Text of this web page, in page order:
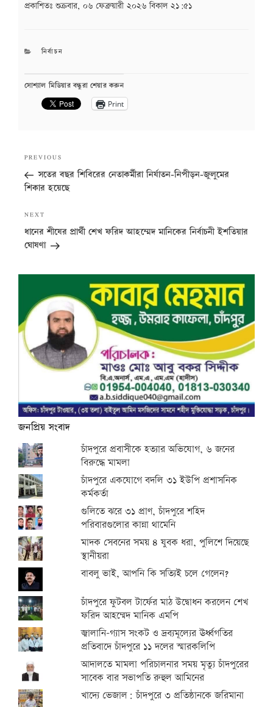
প্রকাশিতঃ শুক্রবার, ০৬ ফেব্রুয়ারী ২০২৬ বিকাল ২১:৫১
CATEGORIES
নির্বাচন
সোশ্যাল মিডিয়ার বন্ধুরা শেয়ার করুন
Print
navigation
Previous
Post
PREVIOUS
সতের বছর শিবিরের নেতাকর্মীরা নির্যাতন-নিপীড়ন-জুলুমের
শিকার হয়েছে
Next
Post
NEXT
ধানের শীষের প্রার্থী শেখ ফরিদ আহম্মেদ মানিকের নির্বাচনী ইশতিয়ার
ঘোষণা
জনপ্রিয় সংবাদ
চাঁদপুরে প্রবাসীকে হত্যার অভিযোগ, ৬ জনের
বিরুদ্ধে মামলা
চাঁদপুরে একযোগে বদলি ৩১ ইউপি প্রশাসনিক
কর্মকর্তা
গুলিতে ঝরে ৩১ প্রাণ, চাঁদপুরে শহিদ
পরিবারগুলোর কান্না থামেনি
মাদক সেবনের সময় ৪ যুবক ধরা, পুলিশে দিয়েছে
স্থানীয়রা
বাবলু ভাই, আপনি কি সত্যিই চলে গেলেন?
চাঁদপুরে ফুটবল টার্ফের মাঠ উদ্বোধন করলেন শেখ
ফরিদ আহম্মেদ মানিক এমপি
জ্বালানি-গ্যাস সংকট ও দ্রব্যমূল্যের ঊর্ধ্বগতির
প্রতিবাদে চাঁদপুরে ১১ দলের স্মারকলিপি
আদালতে মামলা পরিচালনার সময় মৃত্যু চাঁদপুরের
সাবেক বার সভাপতি রুহুল আমিনের
খাদ্যে ভেজাল: চাঁদপুরে ৩ প্রতিষ্ঠানকে জরিমানা